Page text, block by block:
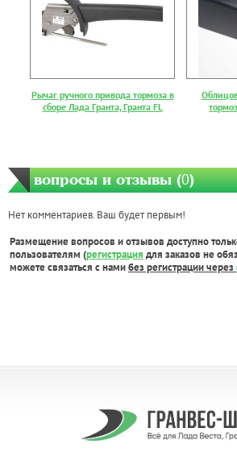
Рычаг ручного привода тормоза в
сборе Лада Гранта, Гранта FL
вопросы и отзывы (0)
Нет комментариев. Ваш будет первым!
Размещение вопросов и отзывов доступно
пользователям (регистрация для заказов не
можете связаться с намибез регистрации через